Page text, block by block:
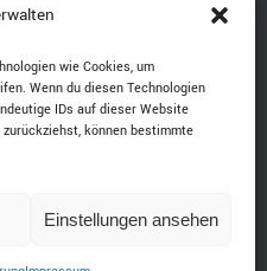
wie Cookies, um
Wenn du diesen Technologien
IDs auf dieser Website
können bestimmte
Einstellungen ansehen